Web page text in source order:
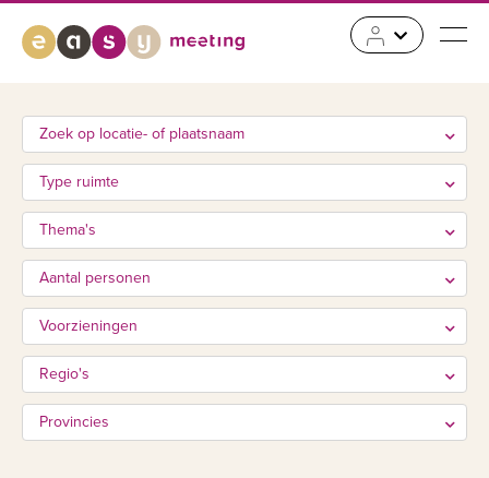
Zoek op locatie- of plaatsnaam
Type ruimte
Thema's
Aantal personen
Voorzieningen
Regio's
Provincies